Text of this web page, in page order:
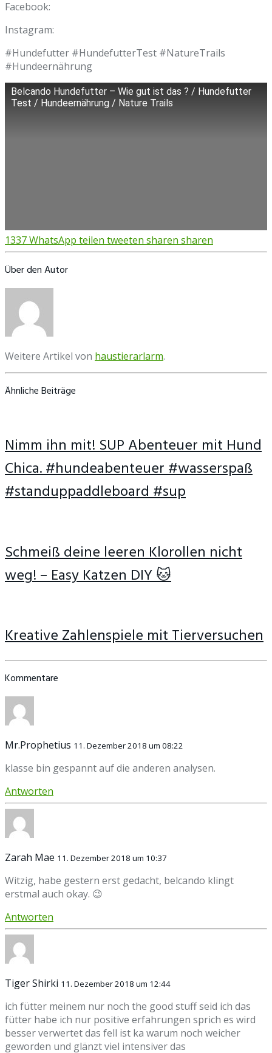
Facebook:
Instagram:
#Hundefutter #HundefutterTest #NatureTrails
#Hundeernährung
Belcando Hundefutter – Wie gut ist das ? / Hundefutter
Test / Hundeernährung / Nature Trails
1337WhatsApp teilen tweeten sharen sharen
Über den Autor
Weitere Artikel von haustierarlarm.
Ähnliche Beiträge
Nimm ihn mit! SUP Abenteuer mit Hund
Chica. #hundeabenteuer #wasserspaß
#standuppaddleboard #sup
Schmeiß deine leeren Klorollen nicht
weg! – Easy Katzen DIY 🐱
Kreative Zahlenspiele mit Tierversuchen
Kommentare
Mr.Prophetius 11. Dezember 2018 um 08:22
klasse bin gespannt auf die anderen analysen.
Antworten
Zarah Mae 11. Dezember 2018 um 10:37
Witzig, habe gestern erst gedacht, belcando klingt
erstmal auch okay. 😉
Antworten
Tiger Shirki 11. Dezember 2018 um 12:44
ich fütter meinem nur noch the good stuff seid ich das
fütter habe ich nur positive erfahrungen sprich es wird
besser verwertet das fell ist ka warum noch weicher
geworden und glänzt viel intensiver das